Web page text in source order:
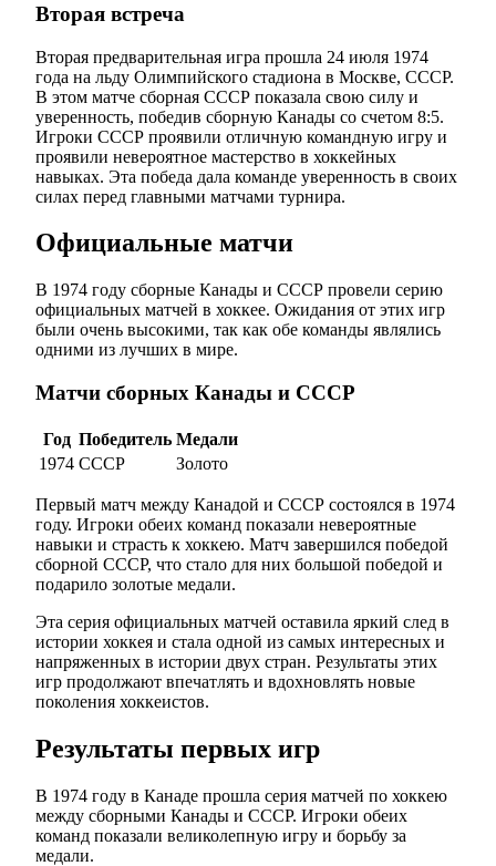
Вторая встреча
Вторая предварительная игра прошла 24 июля 1974
года на льду Олимпийского стадиона в Москве, СССР.
В этом матче сборная СССР показала свою силу и
уверенность, победив сборную Канады со счетом 8:5.
Игроки СССР проявили отличную командную игру и
проявили невероятное мастерство в хоккейных
навыках. Эта победа дала команде уверенность в своих
силах перед главными матчами турнира.
Официальные матчи
В 1974 году сборные Канады и СССР провели серию
официальных матчей в хоккее. Ожидания от этих игр
были очень высокими, так как обе команды являлись
одними из лучших в мире.
Матчи сборных Канады и СССР
Год Победитель Медали
1974 СССР Золото
Первый матч между Канадой и СССР состоялся в 1974
году. Игроки обеих команд показали невероятные
навыки и страсть к хоккею. Матч завершился победой
сборной СССР, что стало для них большой победой и
подарило золотые медали.
Эта серия официальных матчей оставила яркий след в
истории хоккея и стала одной из самых интересных и
напряженных в истории двух стран. Результаты этих
игр продолжают впечатлять и вдохновлять новые
поколения хоккеистов.
Результаты первых игр
В 1974 году в Канаде прошла серия матчей по хоккею
между сборными Канады и СССР. Игроки обеих
команд показали великолепную игру и борьбу за
медали.